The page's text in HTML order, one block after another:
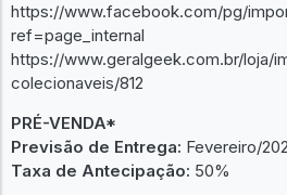
https://www.facebook.com/pg/
ref=page_internal
https://www.geralgeek.com.br/loja/
colecionaveis/812
PRÉ-VENDA*
Previsão de Entrega: Fevereiro/
Taxa de Antecipação: 50%